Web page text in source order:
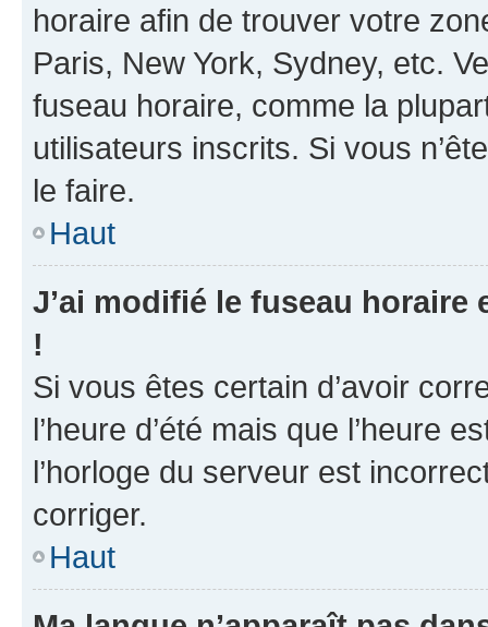
horaire afin de trouver votre
Paris, New York, Sydney, etc.
fuseau horaire, comme la
utilisateurs inscrits. Si vous
le faire.
Haut
J’ai modifié le fuseau horaire
!
Si vous êtes certain d’avoir
l’heure d’été mais que l’heure
l’horloge du serveur est
corriger.
Haut